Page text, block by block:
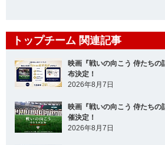
トップチーム 関連記事
映画『戦いの向こう 侍たちの
布決定！
2026年8月7日
映画『戦いの向こう 侍たちの
催決定！
2026年8月7日